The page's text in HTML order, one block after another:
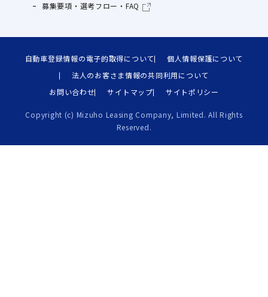
募集要項・選考フロー・FAQ
自動車登録情報の電子的取得について
個人情報保護について
法人のお客さま情報の共同利用について
お問い合わせ
サイトマップ サイトポリシー
Copyright (c) Mizuho Leasing Company, Limited. All Rights
Reserved.